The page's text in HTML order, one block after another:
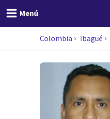
Menú
Colombia Ibagué